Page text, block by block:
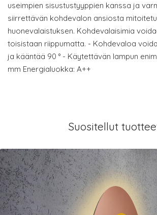
useimpien sisustustyyppien kanssa ja
siirrettävän kohdevalon ansiosta
huonevalaistuksen. Kohdevalaisimia
toisistaan riippumatta. - Kohdevaloa
ja kääntää 90 ° - Käytettävän lampun
mm Energialuokka: A++
Suositellut